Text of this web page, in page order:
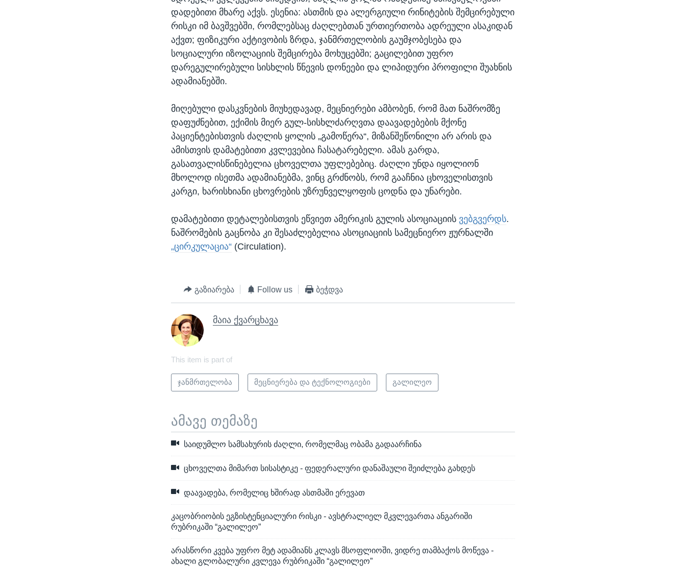
დადებითი მხარე აქვს. ესენია: ასთმის და ალერგიული რინიტების შემცირებული
რისკი იმ ბავშვებში, რომლებსაც ძაღლებთან ურთიერთობა ადრეული ასაკიდან
აქვთ; ფიზიკური აქტივობის ზრდა, ჯანმრთელობის გაუმჯობესება და
სოციალური იზოლაციის შემცირება მოხუცებში; გაცილებით უფრო
დარეგულირებული სისხლის წნევის დონეები და ლიპიდური პროფილი შუახნის
ადამიანებში.
მიღებული დასკვნების მიუხედავად, მეცნიერები ამბობენ, რომ მათ ნაშრომზე
დაფუძნებით, ექიმის მიერ გულ-სისხლძარღვთა დაავადებების მქონე
პაციენტებისთვის ძაღლის ყოლის „გამოწერა“, მიზანშეწონილი არ არის და
ამისთვის დამატებითი კვლევებია ჩასატარებელი. ამას გარდა,
გასათვალისწინებელია ცხოველთა უფლებებიც. ძაღლი უნდა იყოლიონ
მხოლოდ ისეთმა ადამიანებმა, ვინც გრძნობს, რომ გააჩნია ცხოველისთვის
კარგი, ხარისხიანი ცხოვრების უზრუნველყოფის ცოდნა და უნარები.
დამატებითი დეტალებისთვის ეწვიეთ ამერიკის გულის ასოციაციის ვებგვერდს.
ნაშრომების გაცნობა კი შესაძლებელია ასოციაციის სამეცნიერო ჟურნალში
„ცირკულაცია“ (Circulation).
გაზიარება Follow us ბეჭდვა
მაია ქვარცხავა
This item is part of
ჯანმრთელობა მეცნიერება და ტექნოლოგიები გალილეო
ამავე თემაზე
საიდუმლო სამსახურის ძაღლი, რომელმაც ობამა გადაარჩინა
ცხოველთა მიმართ სისასტიკე - ფედერალური დანაშაული შეიძლება გახდეს
დაავადება, რომელიც ხშირად ასთმაში ერევათ
კაცობრიობის ეგზისტენციალური რისკი - ავსტრალიელ მკვლევართა ანგარიში
რუბრიკაში “გალილეო”
არასწორი კვება უფრო მეტ ადამიანს კლავს მსოფლიოში, ვიდრე თამბაქოს მოწევა -
ახალი გლობალური კვლევა რუბრიკაში “გალილეო”